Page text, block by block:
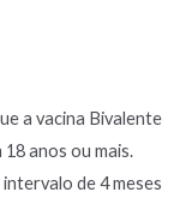
a vacina Bivalente
anos ou mais.
de 4 meses